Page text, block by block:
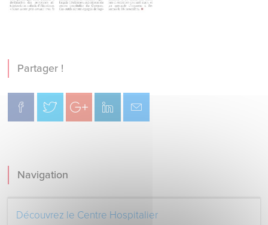
Partager !
Navigation
Découvrez le Centre Hospitalier